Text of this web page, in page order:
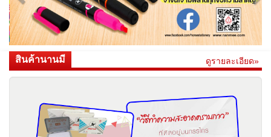
สินค้านานมี ดูรายละเอียด»